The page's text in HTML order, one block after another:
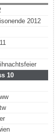
2012
10